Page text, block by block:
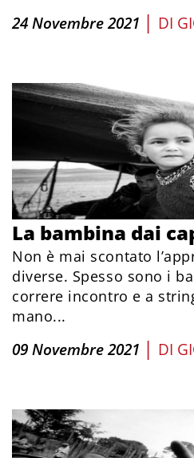
24 Novembre 2021 | DI
La bambina dai
Non è mai scontato
diverse. Spesso sono i
correre incontro e a
mano...
09 Novembre 2021 | DI